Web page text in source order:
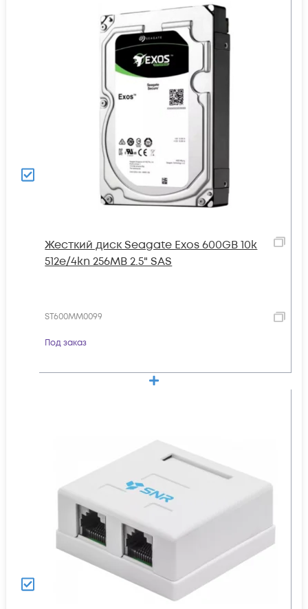
Жесткий диск Seagate Exos 600GB 10k
512e/4kn 256MB 2.5" SAS
ST600MM0099
Под заказ